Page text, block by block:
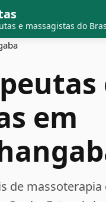
e massagistas do
em
de